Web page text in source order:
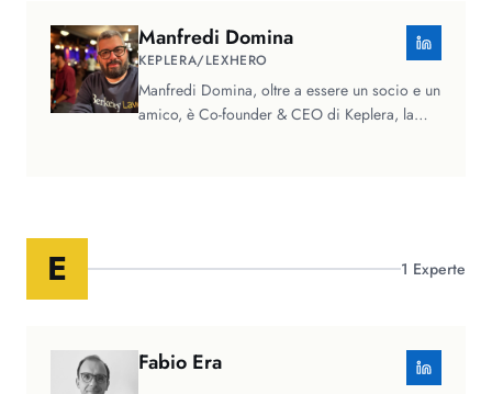
Manfredi Domina
KEPLERA/LEXHERO
Manfredi Domina, oltre a essere un socio e un
amico, è Co-founder & CEO di Keplera, la
E 1 Experte
Fabio Era